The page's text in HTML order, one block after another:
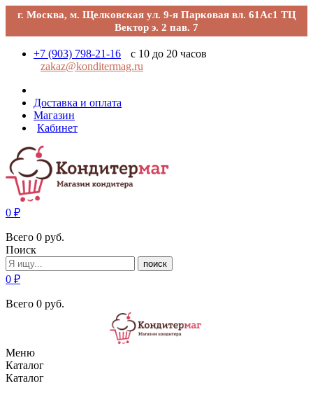
г. Москва, м. Щелковская ул. 9-я Парковая вл. 61Ас1 ТЦ
Вектор э. 2 пав. 7
+7 (903) 798-21-16
с 10 до 20 часов
zakaz@konditermag.ru
Доставка и оплата
Магазин
Кабинет
0 ₽
Всего 0 руб.
Поиск
поиск
0 ₽
Всего 0 руб.
Меню
Каталог
Каталог